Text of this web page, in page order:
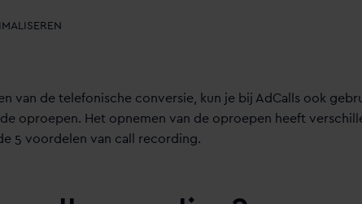
van de telefonische conversie, kun je bij AdCalls ook
oproepen. Het opnemen van de oproepen heeft
5 voordelen van call recording.